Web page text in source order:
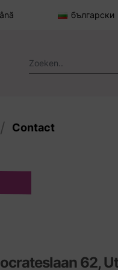
български
Contact
62,